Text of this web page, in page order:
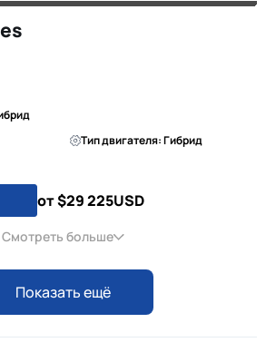
Тип двигателя: Гибрид
от $29 225USD
Смотреть больше
Показать ещё